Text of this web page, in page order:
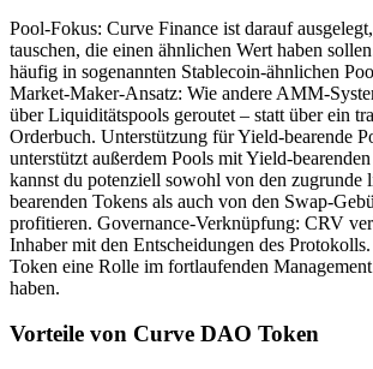
Pool-Fokus: Curve Finance ist darauf
tauschen, die einen ähnlichen Wert haben
häufig in sogenannten Stablecoin-ähnlichen
Market-Maker-Ansatz: Wie andere AMM-
über Liquiditätspools geroutet – statt über ein
Orderbuch. Unterstützung für Yield-bearende
unterstützt außerdem Pools mit Yield-
kannst du potenziell sowohl von den zugrunde
bearenden Tokens als auch von den Swap-
profitieren. Governance-Verknüpfung: CRV
Inhaber mit den Entscheidungen des
Token eine Rolle im fortlaufenden
haben.
Vorteile von Curve DAO Token